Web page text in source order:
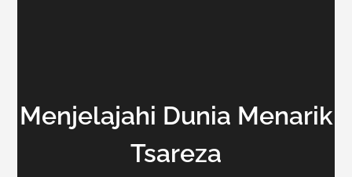
Menjelajahi Dunia Menarik
Tsareza